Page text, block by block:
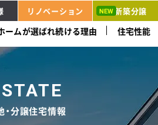
ームが選ばれ続ける理由 住宅性能
リノベーション 新築分譲
・分譲住宅情報